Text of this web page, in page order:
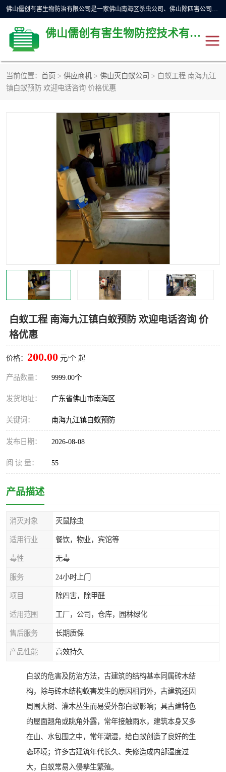
佛山儒创有害生物防治有限公司是一家佛山南海区杀虫公司、佛山除四害公司、佛山灭白蚁公司、佛山白蚁防治公司，让您远离虫害困扰。要问佛山白蚁防治哪家好？佛山儒创有害生物防治有限公司全佛山、广州，正规公司，上门勘查，可靠，售后有保障。
佛山儒创有害生物防控技术有限公司
当前位置： 首页 > 供应商机 > 佛山灭白蚁公司 > 白蚁工程 南海九江
镇白蚁预防 欢迎电话咨询 价格优惠
白蚁工程 南海九江镇白蚁预防 欢迎电话咨询 价
格优惠
价格： 200.00 元/个 起
产品数量： 9999.00个
发货地址： 广东省佛山市南海区
关键词： 南海九江镇白蚁预防
发布日期： 2026-08-08
阅 读 量： 55
产品描述
消灭对象 灭鼠除虫
适用行业 餐饮，物业，宾馆等
毒性 无毒
服务 24小时上门
项目 除四害，除甲醛
适用范围 工厂，公司，仓库，园林绿化
售后服务 长期质保
产品性能 高效持久
白蚁的危害及防治方法，古建筑的结构基本同属砖木结
构，除与砖木结构蚁害发生的原因相同外，古建筑还因
周围大树、灌木丛生而易受外部白蚁影响；具古建特色
的屋面翘角或眺角外露，常年接触雨水，建筑本身又多
在山、水包围之中，常年潮湿，给白蚁创造了良好的生
态环境；许多古建筑年代长久、失修造成内部湿度过
大，白蚁常易入侵孳生繁殖。
除四害公司
佛山白蚁防治公司
佛山灭白蚁公司 佛山杀虫公司
佛山除四害公司 灭鼠
消杀
灭跳蚤
灭蟑螂
果蝇防治
害虫防治